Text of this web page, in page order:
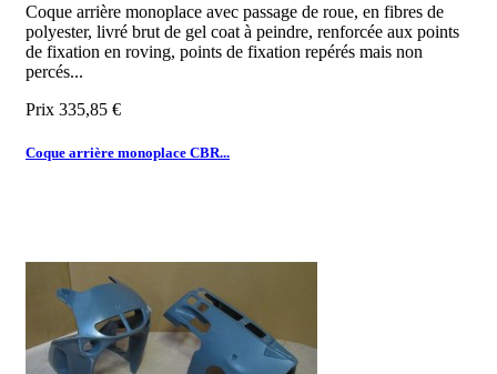
Coque arrière monoplace avec passage de roue, en fibres de
polyester, livré brut de gel coat à peindre, renforcée aux points
de fixation en roving, points de fixation repérés mais non
percés...
Prix 335,85 €
Coque arrière monoplace CBR...